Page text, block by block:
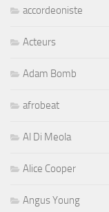
accordeoniste
Acteurs
Adam Bomb
afrobeat
Al Di Meola
Alice Cooper
Angus Young